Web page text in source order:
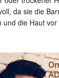
da sie die
und die Haut